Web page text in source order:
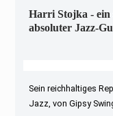
Harri Stojka - ein
absoluter Jazz-
Sein reichhaltiges
Jazz, von Gipsy